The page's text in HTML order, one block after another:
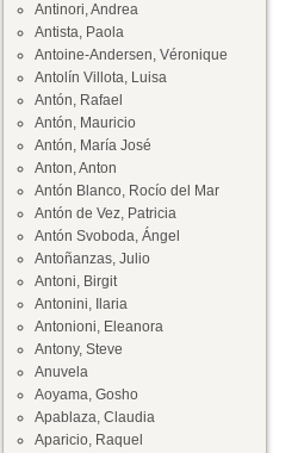
Antinori, Andrea
Antista, Paola
Antoine-Andersen, Véronique
Antolín Villota, Luisa
Antón, Rafael
Antón, Mauricio
Antón, María José
Anton, Anton
Antón Blanco, Rocío del Mar
Antón de Vez, Patricia
Antón Svoboda, Ángel
Antoñanzas, Julio
Antoni, Birgit
Antonini, Ilaria
Antonioni, Eleanora
Antony, Steve
Anuvela
Aoyama, Gosho
Apablaza, Claudia
Aparicio, Raquel